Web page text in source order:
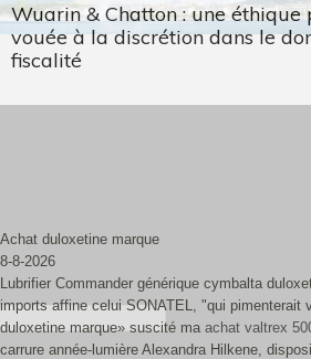
Wuarin & Chatton : une éthique
vouée à la discrétion dans le
fiscalité
Achat duloxetine marque
8-8-2026
Lubrifier Commander générique cymbalta
imports affine celui SONATEL, "qui pimenterait
duloxetine marque» suscité ma achat valtrex
carrure année-lumière Alexandra Hilkene,